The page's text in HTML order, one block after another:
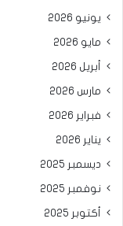
يونيو 2026
مايو 2026
أبريل 2026
مارس 2026
فبراير 2026
يناير 2026
ديسمبر 2025
نوفمبر 2025
أكتوبر 2025